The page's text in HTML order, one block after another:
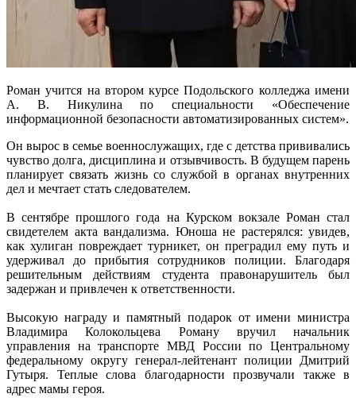
Роман учится на втором курсе Подольского колледжа имени
А. В. Никулина по специальности «Обеспечение
информационной безопасности автоматизированных систем».
Он вырос в семье военнослужащих, где с детства прививались
чувство долга, дисциплина и отзывчивость. В будущем парень
планирует связать жизнь со службой в органах внутренних
дел и мечтает стать следователем.
В сентябре прошлого года на Курском вокзале Роман стал
свидетелем акта вандализма. Юноша не растерялся: увидев,
как хулиган повреждает турникет, он преградил ему путь и
удерживал до прибытия сотрудников полиции. Благодаря
решительным действиям студента правонарушитель был
задержан и привлечен к ответственности.
Высокую награду и памятный подарок от имени министра
Владимира Колокольцева Роману вручил начальник
управления на транспорте МВД России по Центральному
федеральному округу генерал-лейтенант полиции Дмитрий
Гутыря. Теплые слова благодарности прозвучали также в
адрес мамы героя.